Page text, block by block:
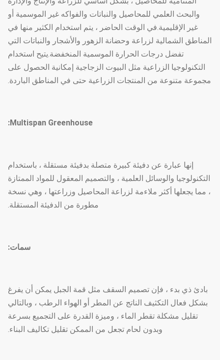
والبحث العلمي للمحاصيل والنباتات والفواكه غير الموسمية أو
غير الإقليمية.في الوقت الحاضر ، يتم استخدام الكثير منها في
المناطق الشمالية لزراعة وحضانة الزهور والأشجار والنباتات التي
تفضل درجات الحرارة الموسمية المنخفضة.يتيح استخدام
التكنولوجيا الزراعية مثل البيوت الزجاجية إمكانية الحصول على
مجموعة متنوعة من المنتجات الزراعية حتى في المناطق الباردة.
Multispan Greenhouse:
إنها عبارة عن دفيئة كبيرة متصلة بدفيئة مستقلة ، باستخدام
التكنولوجيا والوسائل العلمية ، والتصميم المعقول للمواد الممتازة
، مما يجعلها أكثر ملاءمة لزراعة المحاصيل وزراعتها ، وهي نسخة
مطورة من الدفيئة المستقلة.
سمات:
بادئ ذي بدء ، فإن تصميم السقف مثل قمة الجبل يمكن أن يفرغ
بشكل فعال التكثيف الناتج عن المطر أو الهواء الرطب ، وبالتالي
تقليل مشكلة تقطر الماء ، وميزة القدرة على التجميع بسرعة
وبدون لحام تجعل من الممكن تقليل تكاليف البناء.